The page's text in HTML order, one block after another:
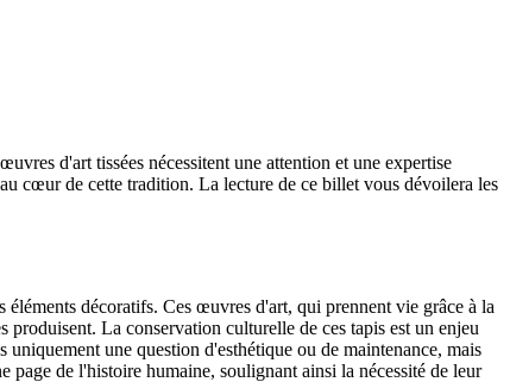
d'art tissées nécessitent une attention et une expertise
cœur de cette tradition. La lecture de ce billet vous dévoilera les
décoratifs. Ces œuvres d'art, qui prennent vie grâce à la
produisent. La conservation culturelle de ces tapis est un enjeu
une question d'esthétique ou de maintenance, mais
de l'histoire humaine, soulignant ainsi la nécessité de leur